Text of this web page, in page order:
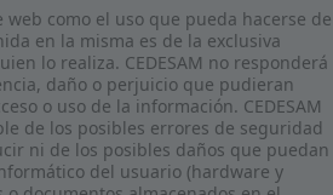
web como el uso que pueda hacerse de
en la misma es de la exclusiva
lo realiza. CEDESAM no responderá
daño o perjuicio que pudieran
o uso de la información. CEDESAM
de los posibles errores de seguridad
ni de los posibles daños que puedan
del usuario (hardware y